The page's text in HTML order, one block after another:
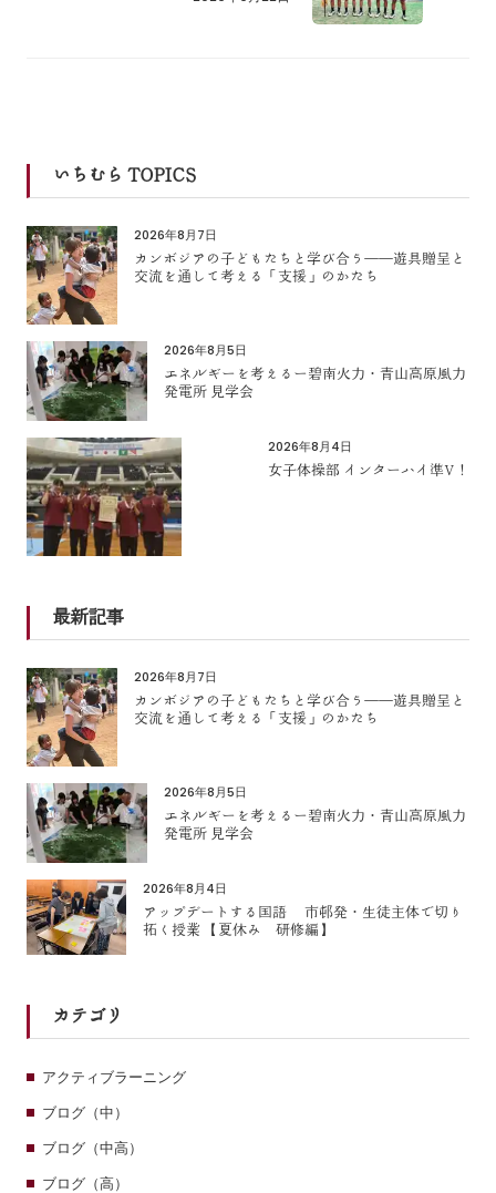
いちむら TOPICS
2026年8月7日
カンボジアの子どもたちと学び合う――遊具贈呈と
交流を通して考える「支援」のかたち
2026年8月5日
エネルギーを考えるー碧南火力・青山高原風力
発電所 見学会
2026年8月4日
女子体操部 インターハイ準V！
最新記事
2026年8月7日
カンボジアの子どもたちと学び合う――遊具贈呈と
交流を通して考える「支援」のかたち
2026年8月5日
エネルギーを考えるー碧南火力・青山高原風力
発電所 見学会
2026年8月4日
アップデートする国語 市邨発・生徒主体で切り
拓く授業 【夏休み 研修編】
カテゴリ
アクティブラーニング
ブログ（中）
ブログ（中高）
ブログ（高）